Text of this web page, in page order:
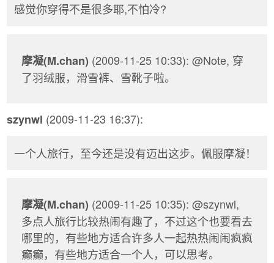
感觉你穿得不是很多耶,不怕冷?
摩凝(M.chan) (2009-11-25 10:33): @Note, 穿
了羽绒服，滑雪裤、雪靴子啦。
szynwl (2009-11-23 16:37):
一个人旅行，至今还是没有迈出这步。佩服摩凝！
摩凝(M.chan) (2009-11-25 10:35): @szynwl,
多点人旅行比较热闹有趣了，不过这个也要看去
哪里的，有些地方适合许多人一起热热闹闹疯疯
癫癫，有些地方适合一个人，可以思考。